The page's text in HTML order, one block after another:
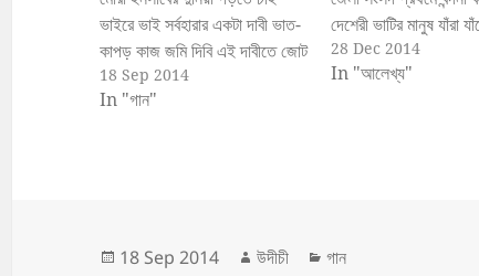
ভাইরে ভাই সর্বহারার একটা দাবী ভাত-
কাপড় কাজ জমি দিবি এই দাবীতে জোট
বাঁধো সবাই সর্বহারা কৃষক মিলে জোট
বাঁধো ভাই দলে দলে করতে হবে ভাই
18 Sep 2014
In "গান"
দেশেরী ভাটির মানুষ যাঁরা
মিশে আছে শক্ত শ্রমের
মাটির কথা বলি মাটির কথা, এ
28 Dec 2014
In "আলেখ্য"
Posted
18 Sep 2014 Author
উদীচী Categories
গান